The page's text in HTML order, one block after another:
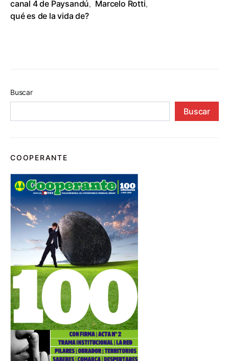
canal 4 de Paysandú, Marcelo Rotti,
qué es de la vida de?
Buscar
Buscar
COOPERANTE